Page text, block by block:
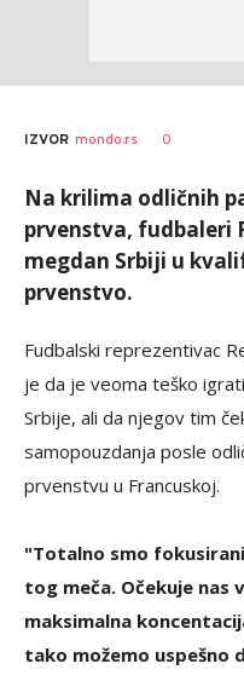
IZVOR mondo.rs 0
Na krilima odličnih
prvenstva, fudbaleri
megdan Srbiji u
prvenstvo.
Fudbalski reprezentivac
je da je veoma teško
Srbije, ali da njegov tim
samopouzdanja posle
prvenstvu u Francuskoj.
"Totalno smo
tog meča. Očekuje nas
maksimalna
tako možemo uspešno